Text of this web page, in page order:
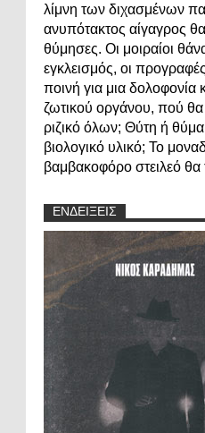
λίμνη των διχασμένων
ανυπότακτος αίγαγρος
θύμησες. Οι μοιραίοι
εγκλεισμός, οι
ποινή για μια δολοφονία
ζωτικού οργάνου, πού θα
ριζικό όλων; Θύτη ή
βιολογικό υλικό; Το
βαμβακοφόρο στειλεό θα
ΕΝΔΕΙΞΕΙΣ